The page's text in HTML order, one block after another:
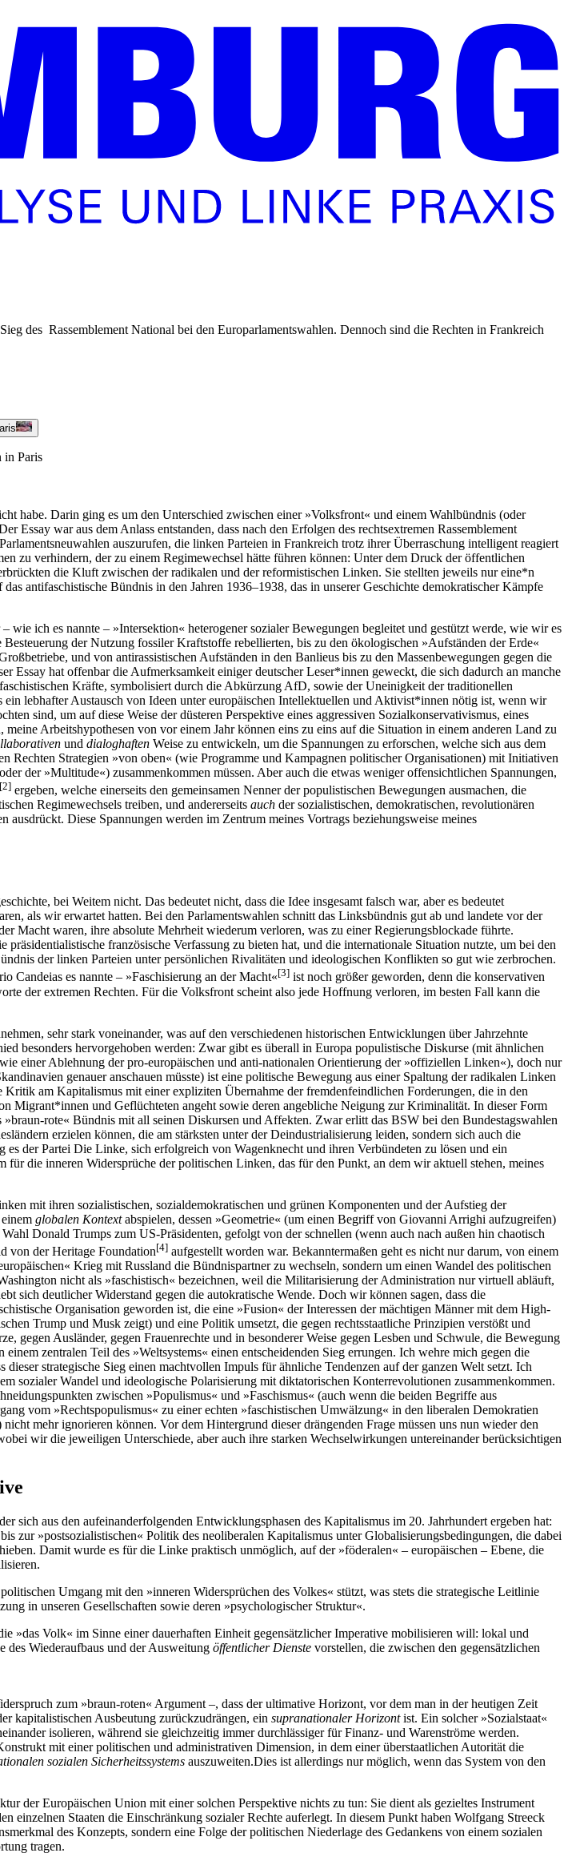
des Rassemblement National bei den Europarlamentswahlen. Dennoch sind die Rechten in Frankreich
in Paris
habe. Darin ging es um den Unterschied zwischen einer »Volksfront« und einem Wahlbündnis (oder
war aus dem Anlass entstanden, dass nach den Erfolgen des rechtsextremen Rassemblement
auszurufen, die linken Parteien in Frankreich trotz ihrer Überraschung intelligent reagiert
zu verhindern, der zu einem Regimewechsel hätte führen können: Unter dem Druck der öffentlichen
die Kluft zwischen der radikalen und der reformistischen Linken. Sie stellten jeweils nur eine*n
antifaschistische Bündnis in den Jahren 1936–1938, das in unserer Geschichte demokratischer Kämpfe
ich es nannte – »Intersektion« heterogener sozialer Bewegungen begleitet und gestützt werde, wie wir es
der Nutzung fossiler Kraftstoffe rebellierten, bis zu den ökologischen »Aufständen der Erde«
und von antirassistischen Aufständen in den Banlieus bis zu den Massenbewegungen gegen die
Essay hat offenbar die Aufmerksamkeit einiger deutscher Leser*innen geweckt, die sich dadurch an manche
Kräfte, symbolisiert durch die Abkürzung AfD, sowie der Uneinigkeit der traditionellen
lebhafter Austausch von Ideen unter europäischen Intellektuellen und Aktivist*innen nötig ist, wenn wir
sind, um auf diese Weise der düsteren Perspektive eines aggressiven Sozialkonservativismus, eines
Arbeitshypothesen von vor einem Jahr können eins zu eins auf die Situation in einem anderen Land zu
und dialoghaften Weise zu entwickeln, um die Spannungen zu erforschen, welche sich aus dem
Rechten Strategien »von oben« (wie Programme und Kampagnen politischer Organisationen) mit Initiativen
der »Multitude«) zusammenkommen müssen. Aber auch die etwas weniger offensichtlichen Spannungen,
[2] ergeben, welche einerseits den gemeinsamen Nenner der populistischen Bewegungen ausmachen, die
Regimewechsels treiben, und andererseits auch der sozialistischen, demokratischen, revolutionären
Diese Spannungen werden im Zentrum meines Vortrags beziehungsweise meines
bei Weitem nicht. Das bedeutet nicht, dass die Idee insgesamt falsch war, aber es bedeutet
als wir erwartet hatten. Bei den Parlamentswahlen schnitt das Linksbündnis gut ab und landete vor der
Macht waren, ihre absolute Mehrheit wiederum verloren, was zu einer Regierungsblockade führte.
französische Verfassung zu bieten hat, und die internationale Situation nutzte, um bei den
der linken Parteien unter persönlichen Rivalitäten und ideologischen Konflikten so gut wie zerbrochen.
Candeias es nannte – »Faschisierung an der Macht«[3] ist noch größer geworden, denn die konservativen
der extremen Rechten. Für die Volksfront scheint also jede Hoffnung verloren, im besten Fall kann die
sehr stark voneinander, was auf den verschiedenen historischen Entwicklungen über Jahrzehnte
besonders hervorgehoben werden: Zwar gibt es überall in Europa populistische Diskurse (mit ähnlichen
einer Ablehnung der pro-europäischen und anti-nationalen Orientierung der »offiziellen Linken«), doch nur
genauer anschauen müsste) ist eine politische Bewegung aus einer Spaltung der radikalen Linken
Kritik am Kapitalismus mit einer expliziten Übernahme der fremdenfeindlichen Forderungen, die in den
Migrant*innen und Geflüchteten angeht sowie deren angebliche Neigung zur Kriminalität. In dieser Form
rote« Bündnis mit all seinen Diskursen und Affekten. Zwar erlitt das BSW bei den Bundestagswahlen
erzielen können, die am stärksten unter der Deindustrialisierung leiden, sondern sich auch die
der Partei Die Linke, sich erfolgreich von Wagenknecht und ihren Verbündeten zu lösen und ein
die inneren Widersprüche der politischen Linken, das für den Punkt, an dem wir aktuell stehen, meines
mit ihren sozialistischen, sozialdemokratischen und grünen Komponenten und der Aufstieg der
globalen Kontextabspielen, dessen »Geometrie« (um einen Begriff von Giovanni Arrighi aufzugreifen)
Donald Trumps zum US-Präsidenten, gefolgt von der schnellen (wenn auch nach außen hin chaotisch
von der Heritage Foundation[4] aufgestellt worden war. Bekanntermaßen geht es nicht nur darum, von einem
Krieg mit Russland die Bündnispartner zu wechseln, sondern um einen Wandel des politischen
nicht als »faschistisch« bezeichnen, weil die Militarisierung der Administration nur virtuell abläuft,
deutlicher Widerstand gegen die autokratische Wende. Doch wir können sagen, dass die
Organisation geworden ist, die eine »Fusion« der Interessen der mächtigen Männer mit dem High-
Trump und Musk zeigt) und eine Politik umsetzt, die gegen rechtsstaatliche Prinzipien verstößt und
Ausländer, gegen Frauenrechte und in besonderer Weise gegen Lesben und Schwule, die Bewegung
zentralen Teil des »Weltsystems« einen entscheidenden Sieg errungen. Ich wehre mich gegen die
dieser strategische Sieg einen machtvollen Impuls für ähnliche Tendenzen auf der ganzen Welt setzt. Ich
sozialer Wandel und ideologische Polarisierung mit diktatorischen Konterrevolutionen zusammenkommen.
zwischen »Populismus« und »Faschismus« (auch wenn die beiden Begriffe aus
vom »Rechtspopulismus« zu einer echten »faschistischen Umwälzung« in den liberalen Demokratien
nicht mehr ignorieren können. Vor dem Hintergrund dieser drängenden Frage müssen uns nun wieder den
wir die jeweiligen Unterschiede, aber auch ihre starken Wechselwirkungen untereinander berücksichtigen
sich aus den aufeinanderfolgenden Entwicklungsphasen des Kapitalismus im 20. Jahrhundert ergeben hat:
zur »postsozialistischen« Politik des neoliberalen Kapitalismus unter Globalisierungsbedingungen, die dabei
Damit wurde es für die Linke praktisch unmöglich, auf der »föderalen« – europäischen – Ebene, die
Umgang mit den »inneren Widersprüchen des Volkes« stützt, was stets die strategische Leitlinie
in unseren Gesellschaften sowie deren »psychologischer Struktur«.
»das Volk« im Sinne einer dauerhaften Einheit gegensätzlicher Imperative mobilisieren will: lokal und
Wiederaufbaus und der Ausweitung öffentlicher Dienste vorstellen, die zwischen den gegensätzlichen
zum »braun-roten« Argument –, dass der ultimative Horizont, vor dem man in der heutigen Zeit
kapitalistischen Ausbeutung zurückzudrängen, ein supranationaler Horizontist. Ein solcher »Sozialstaat«
isolieren, während sie gleichzeitig immer durchlässiger für Finanz- und Warenströme werden.
mit einer politischen und administrativen Dimension, in dem einer überstaatlichen Autorität die
sozialen Sicherheitssystems auszuweiten.Dies ist allerdings nur möglich, wenn das System von den
der Europäischen Union mit einer solchen Perspektive nichts zu tun: Sie dient als gezieltes Instrument
Staaten die Einschränkung sozialer Rechte auferlegt. In diesem Punkt haben Wolfgang Streeck
des Konzepts, sondern eine Folge der politischen Niederlage des Gedankens von einem sozialen
tragen.